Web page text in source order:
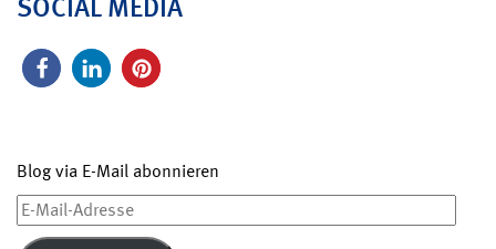
SOCIAL MEDIA
Blog via E-Mail abonnieren
E-
Mail-